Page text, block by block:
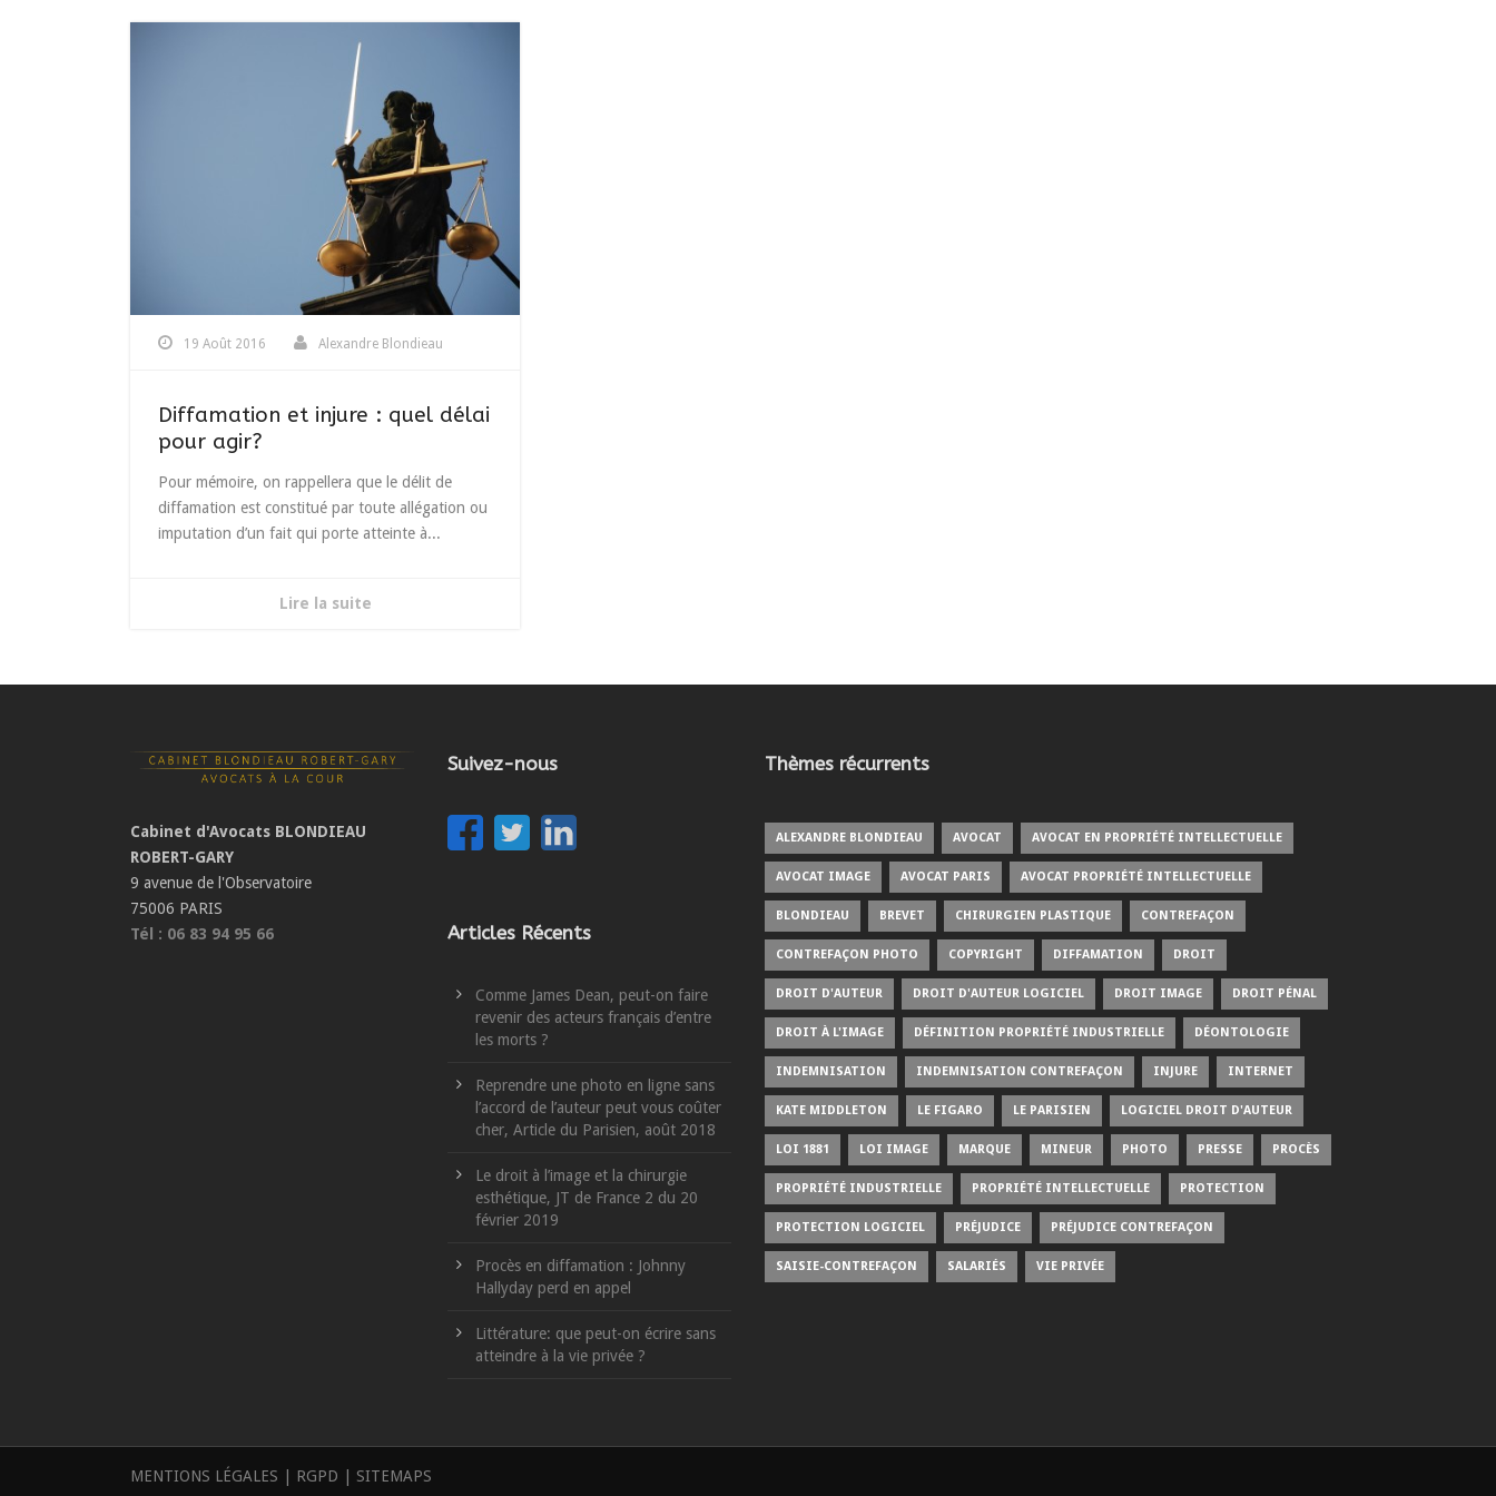
19 Août 2016 Alexandre Blondieau
Diffamation et injure : quel délai
pour agir?
Pour mémoire, on rappellera que le délit de
diffamation est constitué par toute allégation ou
imputation d’un fait qui porte atteinte à...
Lire la suite
Cabinet d'Avocats BLONDIEAU
ROBERT-GARY
9 avenue de l'Observatoire
75006 PARIS
Tél : 06 83 94 95 66
Suivez-nous
Articles Récents
Comme James Dean, peut-on faire
revenir des acteurs français d’entre
les morts ?
Reprendre une photo en ligne sans
l’accord de l’auteur peut vous coûter
cher, Article du Parisien, août 2018
Le droit à l’image et la chirurgie
esthétique, JT de France 2 du 20
février 2019
Procès en diffamation : Johnny
Hallyday perd en appel
Littérature: que peut-on écrire sans
atteindre à la vie privée ?
Thèmes récurrents
ALEXANDRE BLONDIEAU AVOCAT AVOCAT EN PROPRIÉTÉ INTELLECTUELLE
AVOCAT IMAGE AVOCAT PARIS AVOCAT PROPRIÉTÉ INTELLECTUELLE
BLONDIEAU BREVET CHIRURGIEN PLASTIQUE CONTREFAÇON
CONTREFAÇON PHOTO COPYRIGHT DIFFAMATION DROIT
DROIT D'AUTEUR DROIT D'AUTEUR LOGICIEL DROIT IMAGE DROIT PÉNAL
DROIT À L'IMAGE DÉFINITION PROPRIÉTÉ INDUSTRIELLE DÉONTOLOGIE
INDEMNISATION INDEMNISATION CONTREFAÇON INJURE INTERNET
KATE MIDDLETON LE FIGARO LE PARISIEN LOGICIEL DROIT D'AUTEUR
LOI 1881 LOI IMAGE MARQUE MINEUR PHOTO PRESSE PROCÈS
PROPRIÉTÉ INDUSTRIELLE PROPRIÉTÉ INTELLECTUELLE PROTECTION
PROTECTION LOGICIEL PRÉJUDICE PRÉJUDICE CONTREFAÇON
SAISIE-CONTREFAÇON SALARIÉS VIE PRIVÉE
MENTIONS LÉGALES | RGPD | SITEMAPS